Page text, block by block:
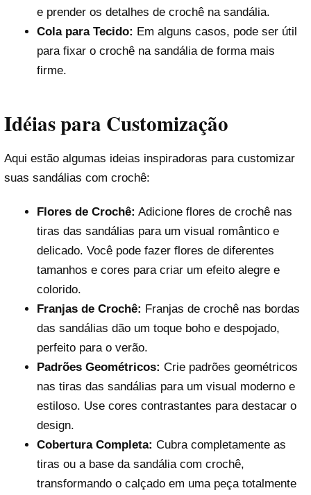
e prender os detalhes de crochê na sandália.
Cola para Tecido: Em alguns casos, pode ser útil
para fixar o crochê na sandália de forma mais
firme.
Idéias para Customização
Aqui estão algumas ideias inspiradoras para customizar
suas sandálias com crochê:
Flores de Crochê: Adicione flores de crochê nas
tiras das sandálias para um visual romântico e
delicado. Você pode fazer flores de diferentes
tamanhos e cores para criar um efeito alegre e
colorido.
Franjas de Crochê: Franjas de crochê nas bordas
das sandálias dão um toque boho e despojado,
perfeito para o verão.
Padrões Geométricos: Crie padrões geométricos
nas tiras das sandálias para um visual moderno e
estiloso. Use cores contrastantes para destacar o
design.
Cobertura Completa: Cubra completamente as
tiras ou a base da sandália com crochê,
transformando o calçado em uma peça totalmente